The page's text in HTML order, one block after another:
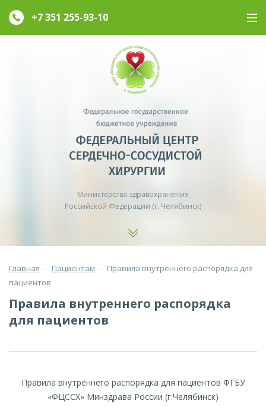
+7 351 255-93-10
Министерства здравохранения
Российской Федерации (г. Челябинск)
Главная - Пациентам - Правила внутреннего распорядка для
пациентов
Правила внутреннего распорядка
для пациентов
Правила внутреннего распорядка для пациентов ФГБУ
«ФЦССХ» Минздрава России (г.Челябинск)